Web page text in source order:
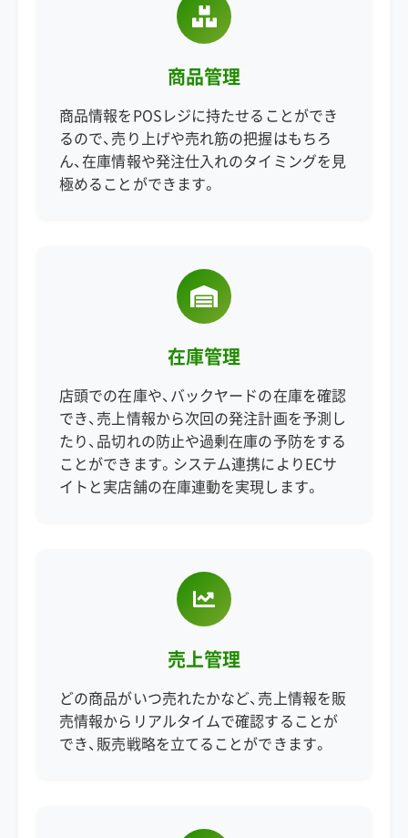
商品管理
商品情報をPOSレジに持たせることができ
るので、売り上げや売れ筋の把握はもちろ
ん、在庫情報や発注仕入れのタイミングを見
極めることができます。
在庫管理
店頭での在庫や、バックヤードの在庫を確認
でき、売上情報から次回の発注計画を予測し
たり、品切れの防止や過剰在庫の予防をする
ことができます。システム連携によりECサ
イトと実店舗の在庫連動を実現します。
売上管理
どの商品がいつ売れたかなど、売上情報を販
売情報からリアルタイムで確認することが
でき、販売戦略を立てることができます。